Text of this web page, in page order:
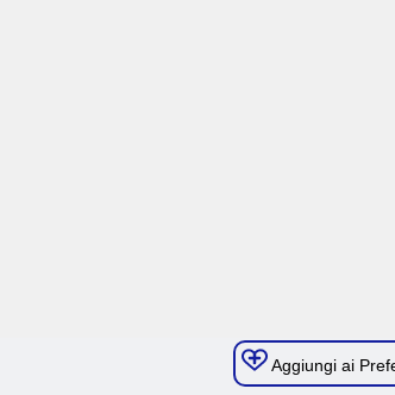
Aggiungi ai